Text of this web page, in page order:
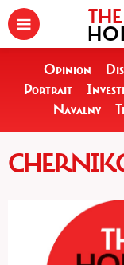
Opinion
Portrait
Navalny